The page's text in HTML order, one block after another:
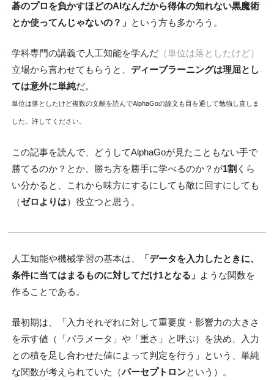
碁のプロを負かすほどのAIなんだから得体の知れない黒魔術
とか使ってんじゃないの？」 という方も多かろう。
学科専門の講義で人工知能を学んだ（単位は落としたけど）
立場から言わせてもらうと、 ディープラーニングは理屈とし
ては意外に単純だ。
単位は落としたけど複数の文献を読んでAlphaGoの論文も目を通して勉強し直しま
した。許してください。
この記事を読んで、どうしてAlphaGoが見たこともない手で
勝てるのか？とか、勝ち方を勝手に学べるのか？が1割 くら
い分かると、これから味方にするにしても敵に回すにしても
（ゼロよりは）役立つと思う。
人工知能や機械学習の基本は、
「データを入力したときに、
条件に当てはまるものに対してだけ1となる」 ような関数を
作ることである。
最初期は、「入力それぞれに対して重要度・影響力の大きさ
を示す値（「パラメータ」や「重さ」と呼ぶ）を決め、入力
との積を足し合わせた値によって判定を行う」という、単純
な関数が考えられていた（パーセプトロンという）。